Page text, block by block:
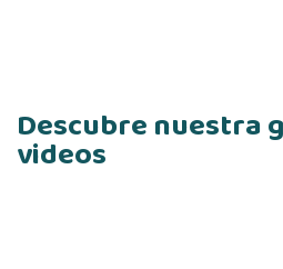
Descubre nuestra
videos